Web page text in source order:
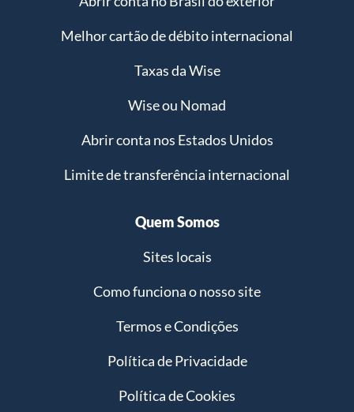
Melhor cartão de débito internacional
Taxas da Wise
Wise ou Nomad
Abrir conta nos Estados Unidos
Limite de transferência internacional
Quem Somos
Sites locais
Como funciona o nosso site
Termos e Condições
Política de Privacidade
Política de Cookies